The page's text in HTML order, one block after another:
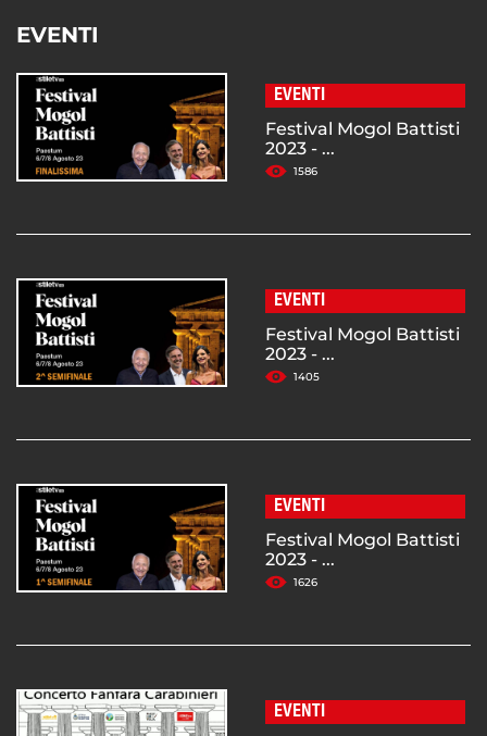
EVENTI
EVENTI
Festival Mogol Battisti
2023 - ...
1586
EVENTI
Festival Mogol Battisti
2023 - ...
1405
EVENTI
Festival Mogol Battisti
2023 - ...
1626
EVENTI